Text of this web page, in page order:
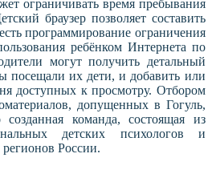
ограничивать время пребывания
браузер позволяет составить
программирование ограничения
ребёнком Интернета по
могут получить детальный
посещали их дети, и добавить или
доступных к просмотру. Отбором
допущенных в Гогуль,
созданная команда, состоящая из
детских психологов и
России.